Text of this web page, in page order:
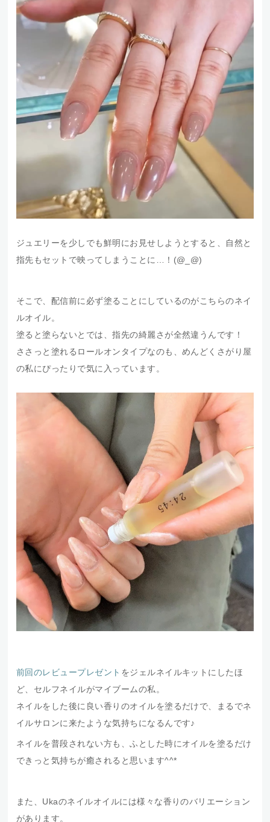
ジュエリーを少しでも鮮明にお見せしようとすると、自然と
指先もセットで映ってしまうことに…！(@_@)
そこで、配信前に必ず塗ることにしているのがこちらのネイ
ルオイル。
塗ると塗らないとでは、指先の綺麗さが全然違うんです！
ささっと塗れるロールオンタイプなのも、めんどくさがり屋
の私にぴったりで気に入っています。
前回のレビュープレゼント をジェルネイルキットにしたほ
ど、セルフネイルがマイブームの私。
ネイルをした後に良い香りのオイルを塗るだけで、まるでネ
イルサロンに来たような気持ちになるんです♪
ネイルを普段されない方も、ふとした時にオイルを塗るだけ
できっと気持ちが癒されると思います^^*
また、Ukaのネイルオイルには様々な香りのバリエーション
があります。